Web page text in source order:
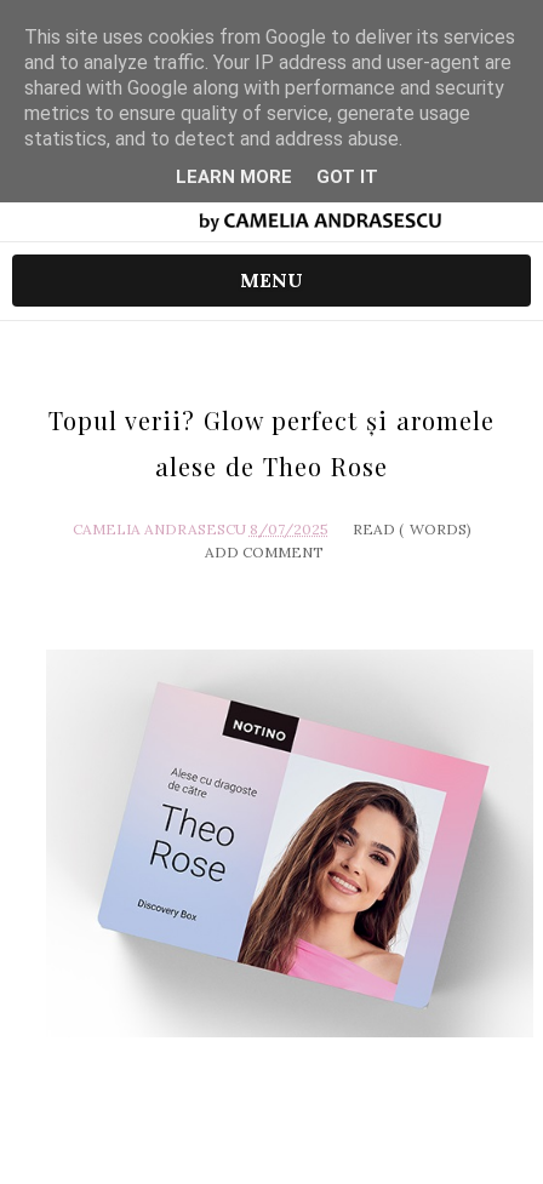
MENU
Topul verii? Glow perfect și aromele
alese de Theo Rose
CAMELIA ANDRASESCU 8/07/2025 READ ( WORDS)
ADD COMMENT
This site uses cookies from Google to deliver its services
and to analyze traffic. Your IP address and user-agent are
shared with Google along with performance and security
metrics to ensure quality of service, generate usage
statistics, and to detect and address abuse.
LEARN MORE GOT IT